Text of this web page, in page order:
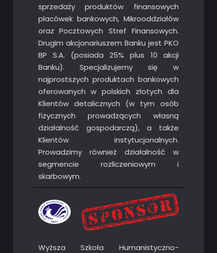
sprzedaży produktów finansowych
placówek bankowych, Mikrooddziałów
oraz Pocztowych Stref Finansowych.
Drugim akcjonariuszem Banku jest PKO
BP S.A. (posiada 25% plus 10 akcji
Banku). Specjalizujemy się w
najprostszych produktach bankowych
oferowanych w polskich złotych dla
Klientów detalicznych (w tym osób
fizycznych prowadzących własną
działalność gospodarczą), a także
Klientów instytucjonalnych.
Prowadzimy również działalność w
segmencie rozliczeniowym i
skarbowym.
Wyższa Szkoła Humanistyczno-